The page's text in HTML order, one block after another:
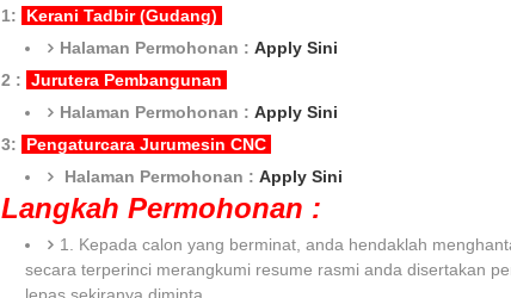
1:
Kerani Tadbir (Gudang)
Halaman Permohonan : Apply Sini
2 : Jurutera Pembangunan
Halaman Permohonan : Apply Sini
3:
Pengaturcara Jurumesin CNC
Halaman Permohonan : Apply Sini
Langkah Permohonan :
1. Kepada calon yang berminat, anda hendaklah
secara terperinci merangkumi resume rasmi anda disertakan